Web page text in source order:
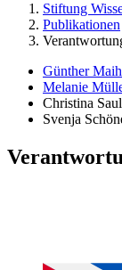
Stiftung
Publikationen
Günther
Melanie
Christina
Svenja